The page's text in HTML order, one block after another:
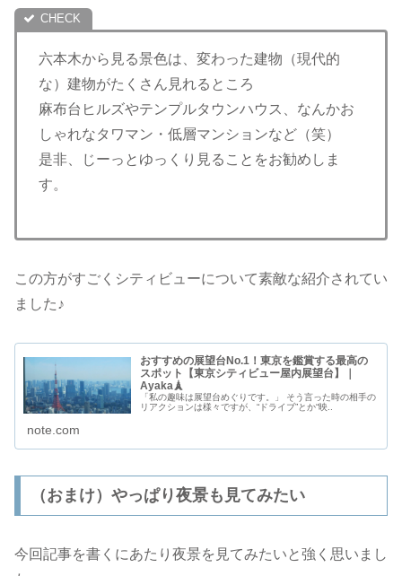
六本木から見る景色は、変わった建物（現代的
な）建物がたくさん見れるところ
麻布台ヒルズやテンプルタウンハウス、なんかお
しゃれなタワマン・低層マンションなど（笑）
是非、じーっとゆっくり見ることをお勧めしま
す。
この方がすごくシティビューについて素敵な紹介されてい
ました♪
おすすめの展望台No.1！東京を鑑賞する最高の
スポット【東京シティビュー屋内展望台】｜
Ayaka🗼
「私の趣味は展望台めぐりです。」 そう言った時の相手の
リアクションは様々ですが、“ドライブ”とか“映..
note.com
（おまけ）やっぱり夜景も見てみたい
今回記事を書くにあたり夜景を見てみたいと強く思いまし